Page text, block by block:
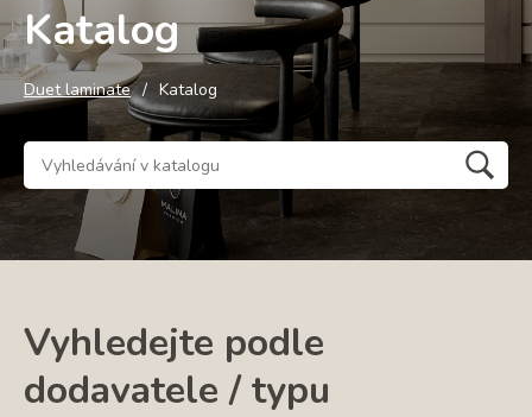
Katalog
Duet laminate Katalog
Vyhledejte podle
dodavatele / typu